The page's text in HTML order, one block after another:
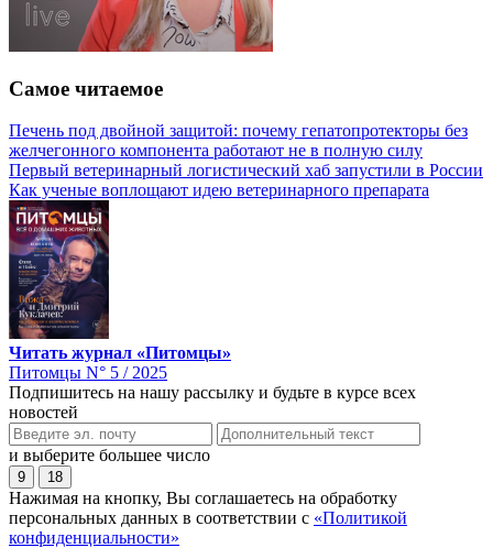
Самое читаемое
Печень под двойной защитой: почему гепатопротекторы без
желчегонного компонента работают не в полную силу
Первый ветеринарный логистический хаб запустили в России
Как ученые воплощают идею ветеринарного препарата
Читать журнал «Питомцы»
Питомцы N° 5 / 2025
Подпишитесь на нашу рассылку и будьте в курсе всех
новостей
и выберите большее число
9 18
Нажимая на кнопку, Вы соглашаетесь на обработку
персональных данных в соответствии с «Политикой
конфиденциальности»